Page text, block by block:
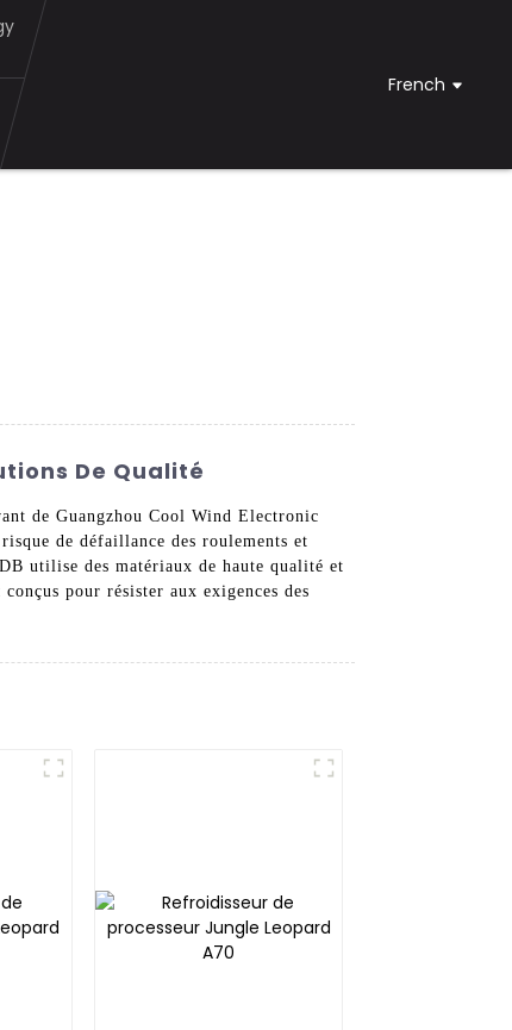
French
De Qualité
de Guangzhou Cool Wind Electronic
de défaillance des roulements et
utilise des matériaux de haute qualité et
pour résister aux exigences des